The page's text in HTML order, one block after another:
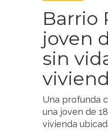
Barrio
joven
sin
Una profunda
una joven de
vivienda